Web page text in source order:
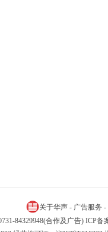
关于华声 - 广告服务 -
84329948(合作及广告) ICP备